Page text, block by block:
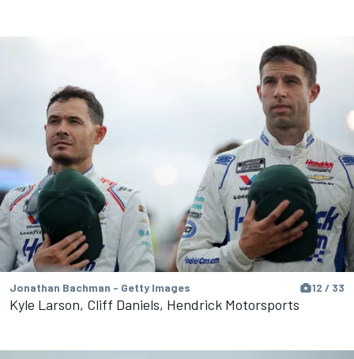
Jonathan Bachman - Getty Images 12 / 33
Kyle Larson, Cliff Daniels, Hendrick Motorsports